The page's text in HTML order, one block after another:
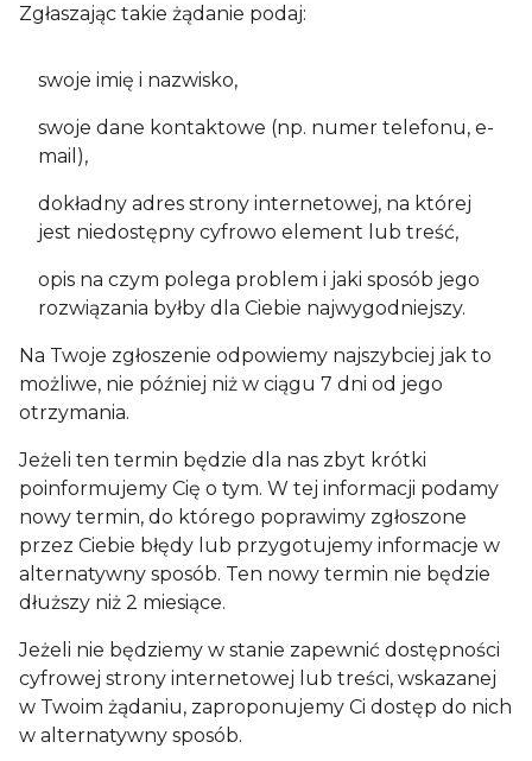
Zgłaszając takie żądanie podaj:
swoje imię i nazwisko,
swoje dane kontaktowe (np. numer telefonu, e-
mail),
dokładny adres strony internetowej, na której
jest niedostępny cyfrowo element lub treść,
opis na czym polega problem i jaki sposób jego
rozwiązania byłby dla Ciebie najwygodniejszy.
Na Twoje zgłoszenie odpowiemy najszybciej jak to
możliwe, nie później niż w ciągu 7 dni od jego
otrzymania.
Jeżeli ten termin będzie dla nas zbyt krótki
poinformujemy Cię o tym. W tej informacji podamy
nowy termin, do którego poprawimy zgłoszone
przez Ciebie błędy lub przygotujemy informacje w
alternatywny sposób. Ten nowy termin nie będzie
dłuższy niż 2 miesiące.
Jeżeli nie będziemy w stanie zapewnić dostępności
cyfrowej strony internetowej lub treści, wskazanej
w Twoim żądaniu, zaproponujemy Ci dostęp do nich
w alternatywny sposób.